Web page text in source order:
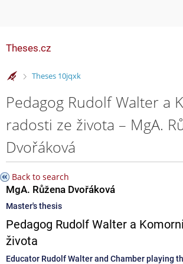
Theses.cz
>
Theses 10jqxk
Pedagog Rudolf Walter a
radosti ze života – MgA.
Dvořáková
Back to search
MgA. Růžena Dvořáková
Master's thesis
Pedagog Rudolf Walter a
života
Educator Rudolf Walter and Chamber playing